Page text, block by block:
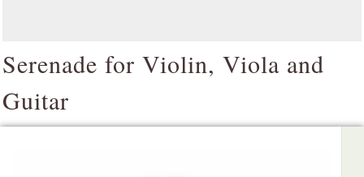
Serenade for Violin, Viola and
Guitar